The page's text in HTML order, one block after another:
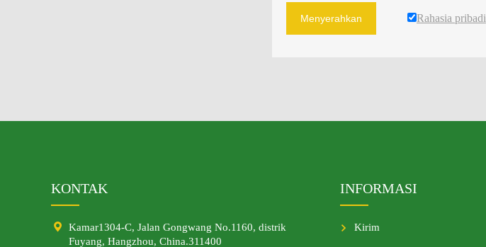
Menyerahkan Rahasia pribadi
KONTAK

Kamar1304-C, Jalan Gongwang No.1160, distrik
Fuyang, Hangzhou, China.311400
INFORMASI
Kirim